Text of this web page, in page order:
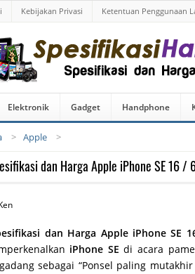
Kebijakan Privasi Ketentuan Penggunaan
Elektronik Gadget Handphone
Apple
dan Harga Apple iPhone SE 16 /
dan Harga Apple iPhone SE
iPhone SE di acara
sebagai “Ponsel paling